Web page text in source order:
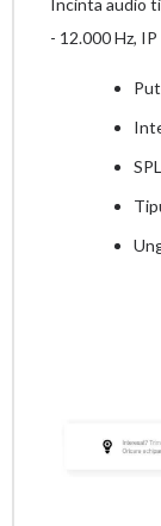
Incinta audio
- 12.000 Hz, IP